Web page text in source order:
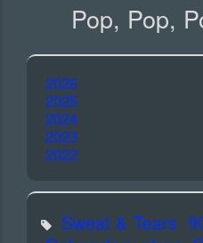
Pop, Pop,
2026
2025
2024
2023
2022
Sweat & Tears